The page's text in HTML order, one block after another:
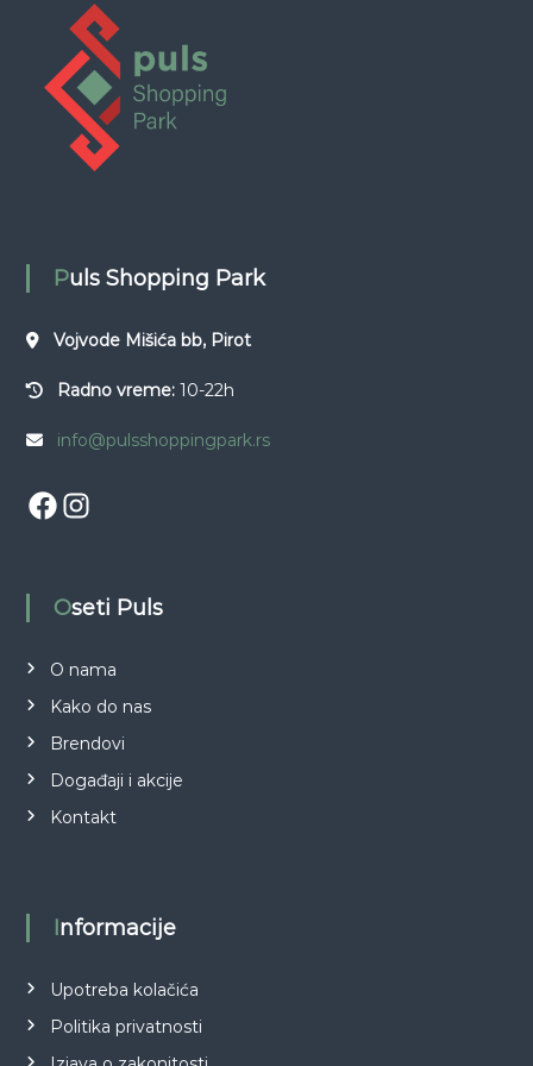
č
a
n
a
Puls Shopping Park
Vojvode Mišića bb, Pirot
Radno vreme:10-22h
info@pulsshoppingpark.rs
Facebook Instagram
Oseti Puls
O nama
Kako do nas
Brendovi
Događaji i akcije
Kontakt
Informacije
Upotreba kolačića
Politika privatnosti